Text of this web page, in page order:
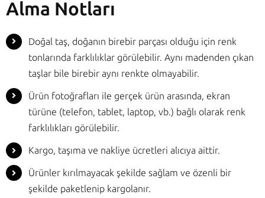
Alma Notları
Doğal taş, doğanın birebir parçası olduğu için renk
tonlarında farklılıklar görülebilir. Aynı madenden çıkan
taşlar bile birebir aynı renkte olmayabilir.
Ürün fotoğrafları ile gerçek ürün arasında, ekran
türüne (telefon, tablet, laptop, vb.) bağlı olarak renk
farklılıkları görülebilir.
Kargo, taşıma ve nakliye ücretleri alıcıya aittir.
Ürünler kırılmayacak şekilde sağlam ve özenli bir
şekilde paketlenip kargolanır.